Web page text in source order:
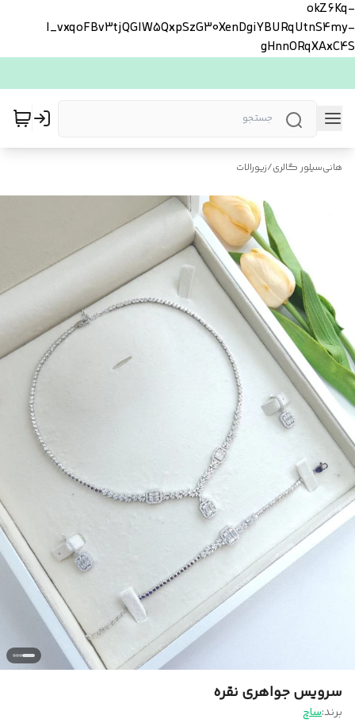
okZ6Kq-
l_vxqoFBv3tjQGlW5QxpSzG30XenDgiYBURqUtnS4my-
gHnnORqXAxC4S
هانی‌سیلور گالری/زیورالات
سرویس جواهری نقره
برند:ساچ